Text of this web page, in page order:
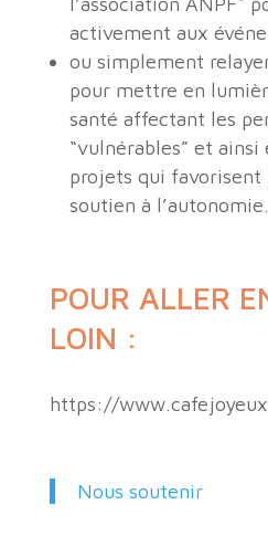
activement aux
ou simplement
pour mettre en
santé affectant les
“vulnérables” et ainsi
projets qui favorisent
soutien à l’autonomie.
POUR ALLER
LOIN :
https://
Nous soutenir